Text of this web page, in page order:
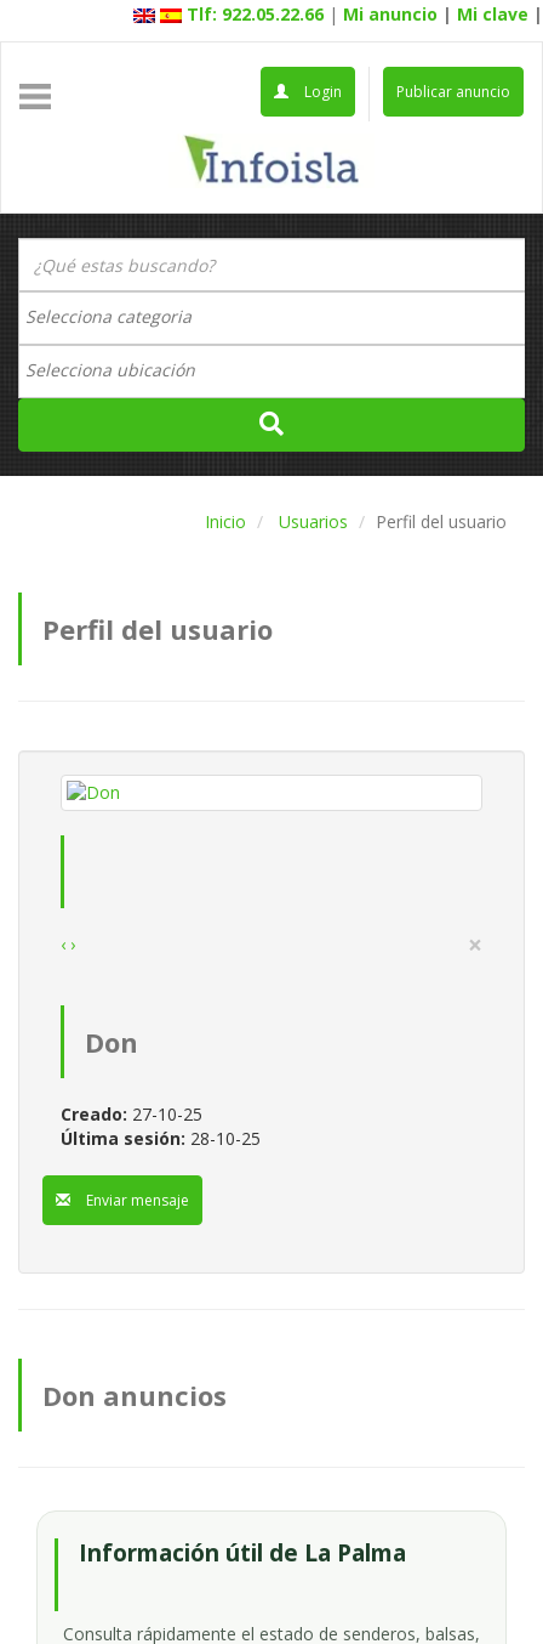
Tlf: 922.05.22.66 | Mi anuncio | Mi clave |
Publicar anuncio
Login
Inicio Usuarios Perfil del usuario
Perfil del usuario
‹ › ×
Don
Creado: 27-10-25
Última sesión: 28-10-25
Enviar mensaje
Don anuncios
Información útil de La Palma
Consulta rápidamente el estado de senderos, balsas,